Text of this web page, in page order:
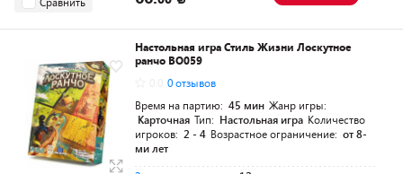
Настольная игра Стиль Жизни Лоскутное
ранчо BO059
0 отзывов
Время на партию: 45 мин Жанр игры:
Карточная Тип: Настольная игра Количество
игроков: 2 - 4 Возрастное ограничение: от 8-
ми лет